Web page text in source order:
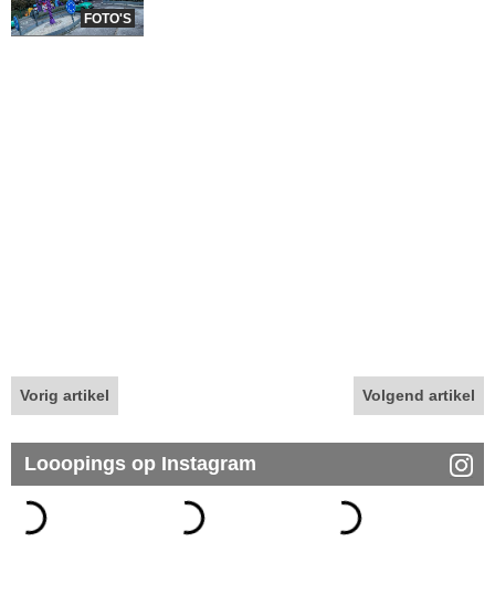
FOTO'S
Vorig artikel Volgend artikel
Looopings op Instagram